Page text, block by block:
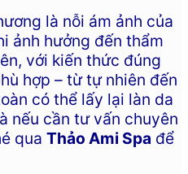
là nỗi ám ảnh của
ảnh hưởng đến thẩm
với kiến thức đúng
hợp – từ tự nhiên đến
có thể lấy lại làn da
nếu cần tư vấn chuyên
qua Thảo Ami Spa để